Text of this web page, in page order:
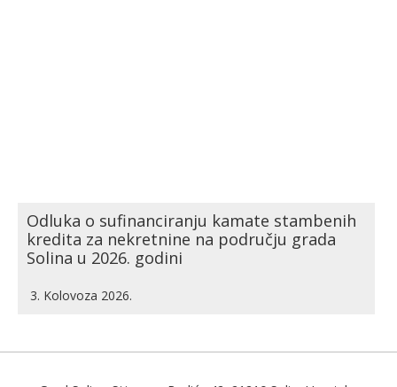
Odluka o sufinanciranju kamate stambenih
kredita za nekretnine na području grada
Solina u 2026. godini
3. Kolovoza 2026.